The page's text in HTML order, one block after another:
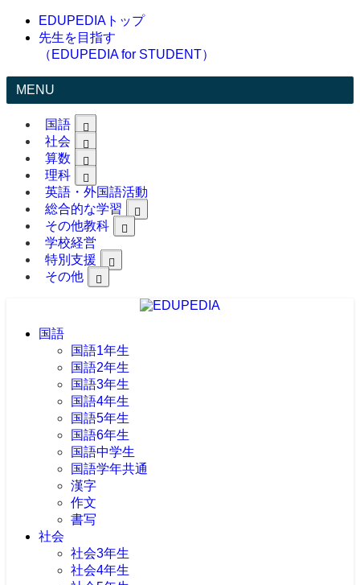
EDUPEDIAトップ
先生を目指す
（EDUPEDIA for STUDENT）
MENU
国語
社会
算数
理科
英語・外国語活動
総合的な学習
その他教科
学校経営
特別支援
その他
国語
国語1年生
国語2年生
国語3年生
国語4年生
国語5年生
国語6年生
国語中学生
国語学年共通
漢字
作文
書写
社会
社会3年生
社会4年生